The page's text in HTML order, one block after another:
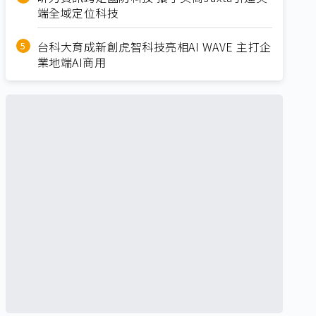
端全域定位科技
台科大育成新創虎智科技亮相AI WAVE 主打企
業地端AI商用